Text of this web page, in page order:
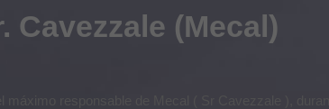
Cavezzale (Mecal)
máximo responsable de Mecal ( Sr Cavezzale ),